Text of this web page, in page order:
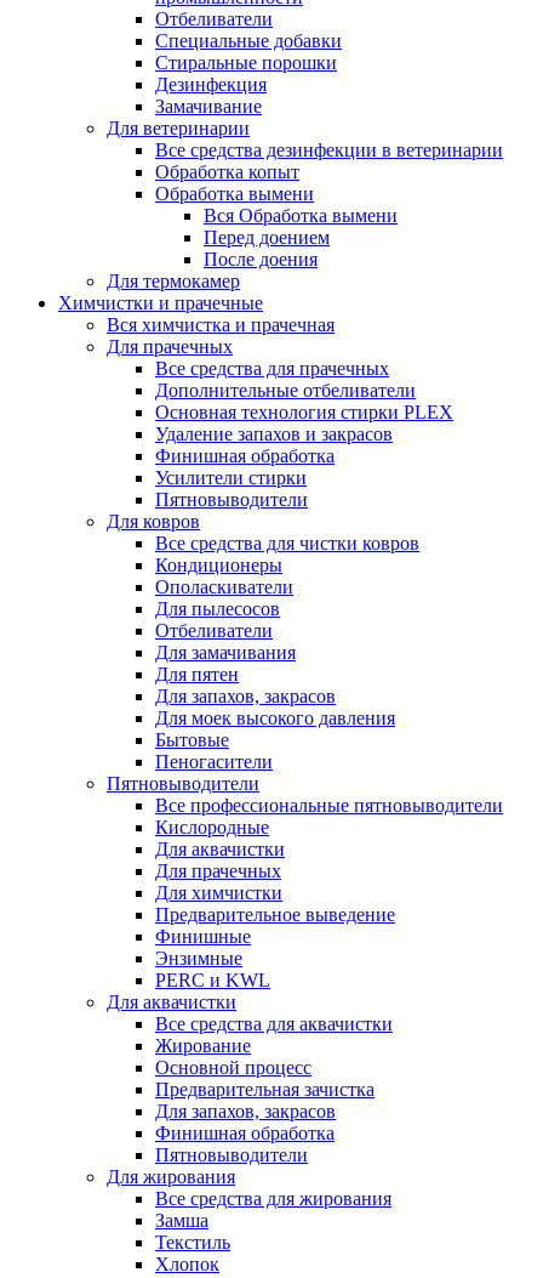
Отбеливатели
Специальные добавки
Стиральные порошки
Дезинфекция
Замачивание
Для ветеринарии
Все средства дезинфекции в ветеринарии
Обработка копыт
Обработка вымени
Вся Обработка вымени
Перед доением
После доения
Для термокамер
Химчистки и прачечные
Вся химчистка и прачечная
Для прачечных
Все средства для прачечных
Дополнительные отбеливатели
Основная технология стирки PLEX
Удаление запахов и закрасов
Финишная обработка
Усилители стирки
Пятновыводители
Для ковров
Все средства для чистки ковров
Кондиционеры
Ополаскиватели
Для пылесосов
Отбеливатели
Для замачивания
Для пятен
Для запахов, закрасов
Для моек высокого давления
Бытовые
Пеногасители
Пятновыводители
Все профессиональные пятновыводители
Кислородные
Для аквачистки
Для прачечных
Для химчистки
Предварительное выведение
Финишные
Энзимные
PERC и KWL
Для аквачистки
Все средства для аквачистки
Жирование
Основной процесс
Предварительная зачистка
Для запахов, закрасов
Финишная обработка
Пятновыводители
Для жирования
Все средства для жирования
Замша
Текстиль
Хлопок